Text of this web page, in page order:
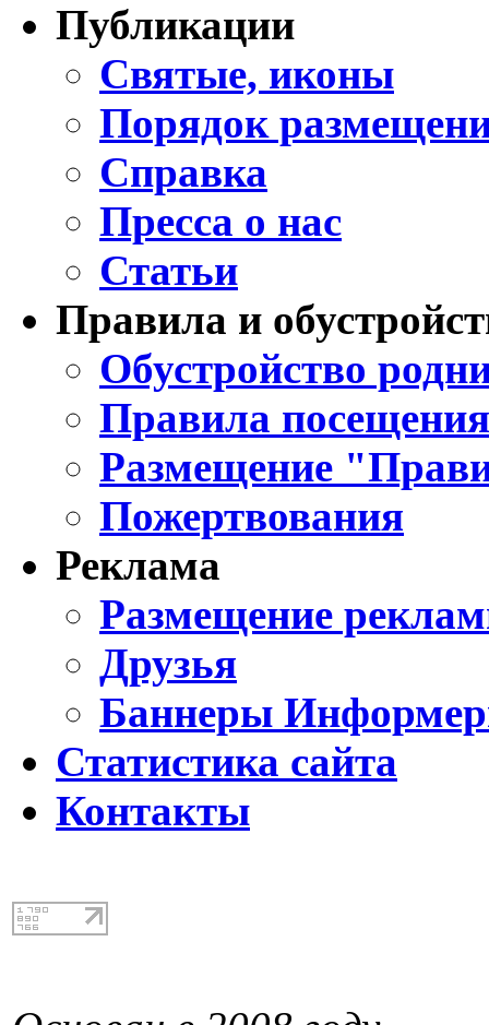
Публикации
Святые, иконы
Порядок
Справка
Пресса о нас
Статьи
Правила и
Обустройство
Правила
Размещение
Пожертвования
Реклама
Размещение
Друзья
Баннеры
Статистика сайта
Контакты